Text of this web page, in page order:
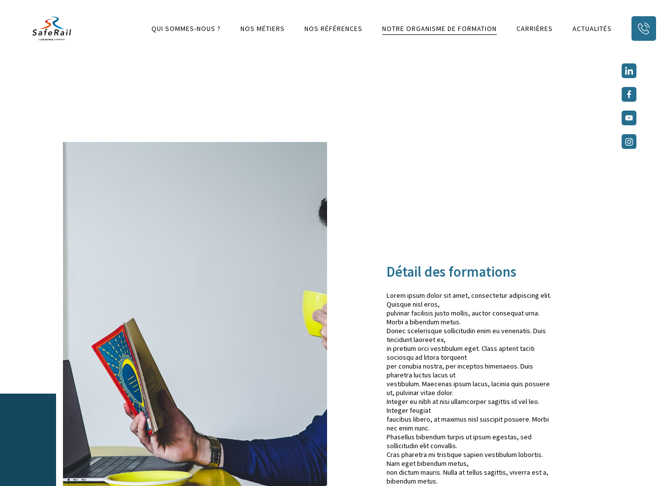
QUI SOMMES-NOUS ? NOS MÉTIERS NOS RÉFÉRENCES NOTRE ORGANISME DE FORMATION CARRIÈRES ACTUALITÉS
Détail des formations
Lorem ipsum dolor sit amet, consectetur adipiscing elit.
Quisque nisl eros,
pulvinar facilisis justo mollis, auctor consequat urna.
Morbi a bibendum metus.
Donec scelerisque sollicitudin enim eu venenatis. Duis
tincidunt laoreet ex,
in pretium orci vestibulum eget. Class aptent taciti
sociosqu ad litora torquent
per conubia nostra, per inceptos himenaeos. Duis
pharetra luctus lacus ut
vestibulum. Maecenas ipsum lacus, lacinia quis posuere
ut, pulvinar vitae dolor.
Integer eu nibh at nisi ullamcorper sagittis id vel leo.
Integer feugiat
faucibus libero, at maximus nisl suscipit posuere. Morbi
nec enim nunc.
Phasellus bibendum turpis ut ipsum egestas, sed
sollicitudin elit convallis.
Cras pharetra mi tristique sapien vestibulum lobortis.
Nam eget bibendum metus,
non dictum mauris. Nulla at tellus sagittis, viverra est a,
bibendum metus.